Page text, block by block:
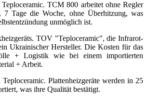
Teploceramic. ТСМ 800 arbeitet ohne Regler
7 Tage die Woche, ohne Überhitzung, was
unmöglich ist.
TOV "Teploceramic", die Infrarot-
Ukrainischer Hersteller. Die Kosten für das
+ Logistik wie bei einem importierten
+ Arbeit.
Plattenheizgeräte werden in 25
was ihre Qualität bestätigt.